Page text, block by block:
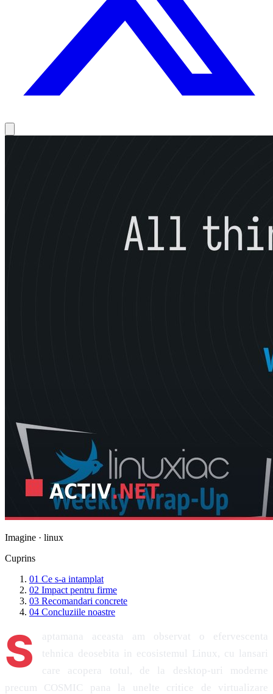
Imagine · linux
Cuprins
01 Ce s-a intamplat
02 Impact pentru firme
03 Recomandari concrete
04 Concluziile noastre
S
aptamana aceasta am observat o efervescenta
tehnica deosebita in ecosistemul Linux, cu lansari
care acopera totul, de la desktop-uri moderne
precum COSMIC pana la unelte critice de virtualizare